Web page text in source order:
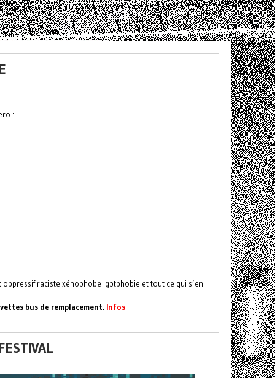
:
raciste xénophobe lgbtphobie et tout ce qui s’en
bus de remplacement. Infos